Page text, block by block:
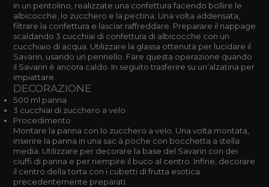
In un pentolino, realizzate una confettura facendo bollire le
albicocche, lo zucchero e la pectina. Una volta addensata,
filtrare la confettura e lasciar raffreddare. Preparare il nappage
scaldando 3 cucchiai di confettura di albicocche con un
cucchiaio di acqua. Utilizzare la glassa ottenuta per lucidare il
Savarin, usando un pennello. Fare questa operazione quando
il Savarin è ancora caldo. In seguito trasferire su un’alzatina per
impiattare.
DECORAZIONE
500 ml panna
3 cucchiai di zucchero a velo
Procedimento
Montare la panna con lo zucchero a velo. Una volta montata,
inserire la panna in una sac à poche con bocchetta a stella
media. Utilizzare per decorare la base del Savarin con dei
ciuffi di panna e per riempire il buco al centro. Infine, decorare
il centro della torta con i cubetti di frutta esotica
precedentemente preparati.